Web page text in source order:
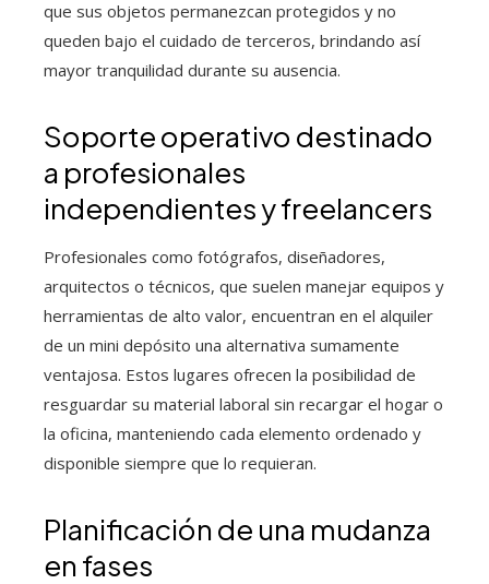
que sus objetos permanezcan protegidos y no
queden bajo el cuidado de terceros, brindando así
mayor tranquilidad durante su ausencia.
Soporte operativo destinado
a profesionales
independientes y freelancers
Profesionales como fotógrafos, diseñadores,
arquitectos o técnicos, que suelen manejar equipos y
herramientas de alto valor, encuentran en el alquiler
de un mini depósito una alternativa sumamente
ventajosa. Estos lugares ofrecen la posibilidad de
resguardar su material laboral sin recargar el hogar o
la oficina, manteniendo cada elemento ordenado y
disponible siempre que lo requieran.
Planificación de una mudanza
en fases